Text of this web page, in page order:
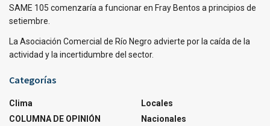
SAME 105 comenzaría a funcionar en Fray Bentos a principios de
setiembre.
La Asociación Comercial de Río Negro advierte por la caída de la
actividad y la incertidumbre del sector.
Categorías
Clima
COLUMNA DE OPINIÓN
Locales
Nacionales